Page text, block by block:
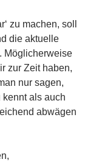
zu machen, soll
die aktuelle
Möglicherweise
zur Zeit haben,
nur sagen,
als auch
abwägen